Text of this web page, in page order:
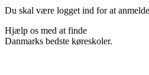
Du skal være logget ind for at
Hjælp os med at finde
Danmarks bedste køreskoler.